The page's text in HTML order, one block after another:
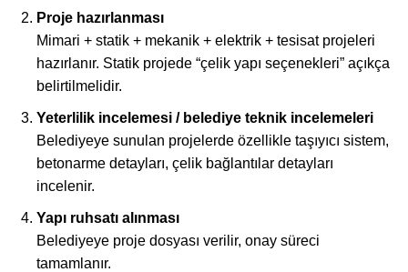
Proje hazırlanması
Mimari + statik + mekanik + elektrik + tesisat projeleri
hazırlanır. Statik projede “çelik yapı seçenekleri” açıkça
belirtilmelidir.
Yeterlilik incelemesi / belediye teknik incelemeleri
Belediyeye sunulan projelerde özellikle taşıyıcı sistem,
betonarme detayları, çelik bağlantılar detayları
incelenir.
Yapı ruhsatı alınması
Belediyeye proje dosyası verilir, onay süreci
tamamlanır.